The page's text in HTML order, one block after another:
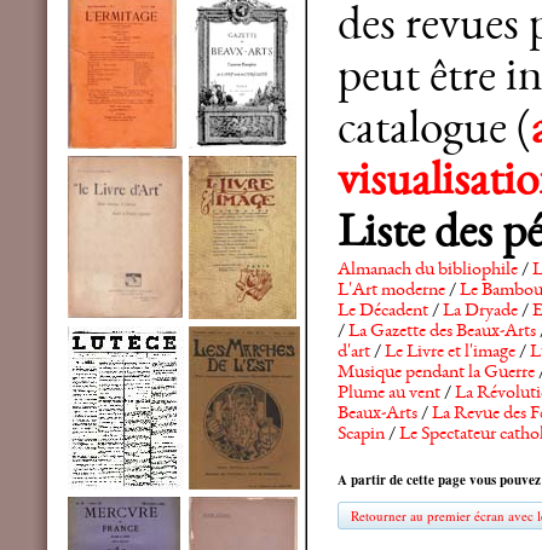
des revues
peut être
catalogue (
Liste des
Almanach du bibliophile/
L'Art moderne/Le Bambou
Le Décadent/La Dryade/
/La Gazette des Beaux-Arts
d'art/Le Livre et l'image/
Musique pendant la Guerre
Plume au vent/La
Beaux-Arts/La Revue des
Scapin/Le Spectateur
A partir de cette page vous
Retourner au premier écran avec